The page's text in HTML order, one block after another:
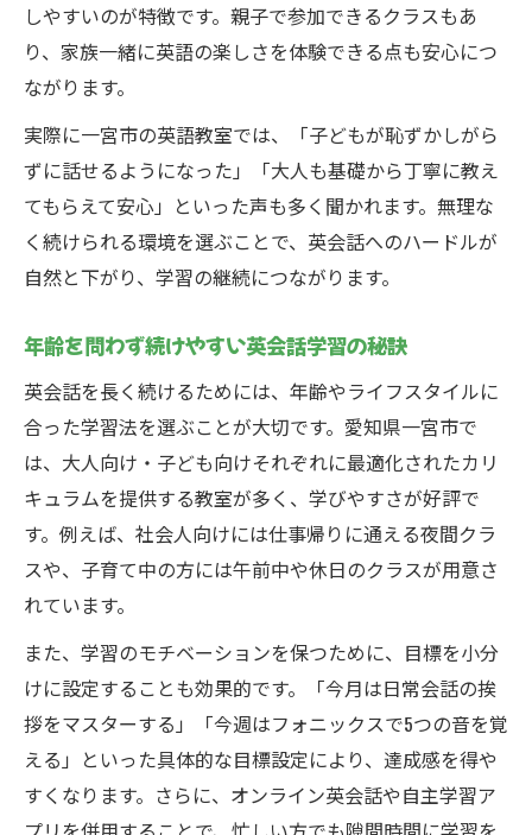
しやすいのが特徴です。親子で参加できるクラスもあ
り、家族一緒に英語の楽しさを体験できる点も安心につ
ながります。
実際に一宮市の英語教室では、「子どもが恥ずかしがら
ずに話せるようになった」「大人も基礎から丁寧に教え
てもらえて安心」といった声も多く聞かれます。無理な
く続けられる環境を選ぶことで、英会話へのハードルが
自然と下がり、学習の継続につながります。
年齢を問わず続けやすい英会話学習の秘訣
英会話を長く続けるためには、年齢やライフスタイルに
合った学習法を選ぶことが大切です。愛知県一宮市で
は、大人向け・子ども向けそれぞれに最適化されたカリ
キュラムを提供する教室が多く、学びやすさが好評で
す。例えば、社会人向けには仕事帰りに通える夜間クラ
スや、子育て中の方には午前中や休日のクラスが用意さ
れています。
また、学習のモチベーションを保つために、目標を小分
けに設定することも効果的です。「今月は日常会話の挨
拶をマスターする」「今週はフォニックスで5つの音を覚
える」といった具体的な目標設定により、達成感を得や
すくなります。さらに、オンライン英会話や自主学習ア